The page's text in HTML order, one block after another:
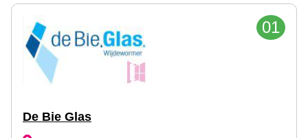
01
De Bie Glas